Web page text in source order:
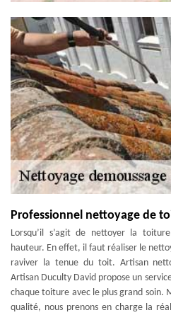
Professionnel nettoyage de
Lorsqu’il s’agit de nettoyer la
hauteur. En effet, il faut réaliser le
raviver la tenue du toit. Artisan
Artisan Duculty David propose un
chaque toiture avec le plus grand soin.
qualité, nous prenons en charge la